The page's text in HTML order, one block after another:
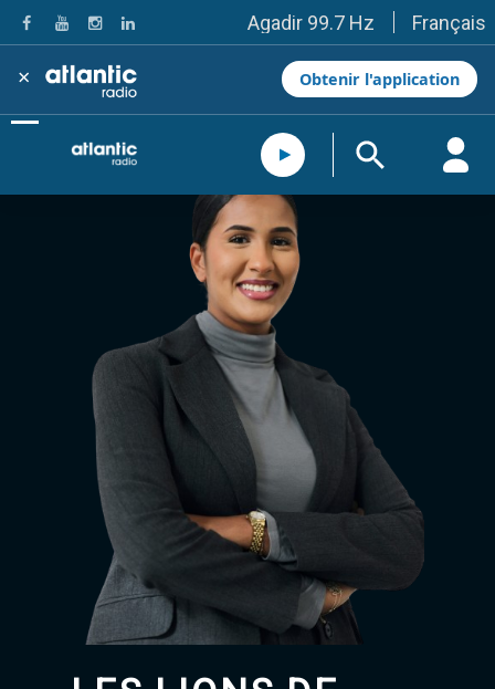
Agadir 99.7 Hz
Tanger 103.3 Hz
Tétouan 87.8 Hz
Fès 98.8 Hz
Meknès 97.2 Hz
El Jadida 97.3
Settat 104,6
Essaouira 96.6
Taza 103.0
Taounate 95.6
Tiznit 103.1
SkhourRhamna 92.2
Taroudant 104.9
Guelmim 91.9
Tan-Tan 95.2
Tafraout 104.9
Casablanca 92.5 Hz
Rabat, Salé 106.9 Hz
Marrakech 90.5 Hz
Agadir 99.7 Hz
Tanger 103.3 Hz
Tétouan 87.8 Hz
Fès 98.8 Hz
Meknès 97.2 Hz
El Jadida 97.3
Settat 104,6
Chefchaouen 106.4
Français
× Obtenir l'application